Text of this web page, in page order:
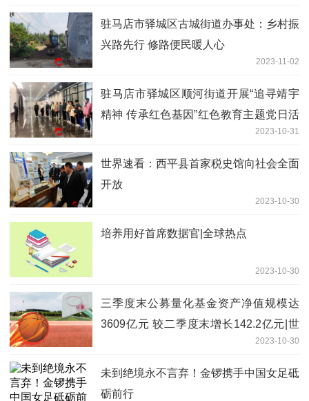
驻马店市驿城区古城街道办事处：乡村振
兴路先行 修路便民暖人心
2023-11-02
驻马店市驿城区顺河街道开展“追寻靖宇
精神 传承红色基因”红色教育主题党日活
2023-10-31
世界速看：西平县首家税史馆向社会全面
开放
2023-10-30
培养用好首席数据官|全球热点
2023-10-30
三季度末公募量化基金资产净值规模达
3609亿元 较二季度末增长142.2亿元|世
2023-10-30
未到绝境永不言弃！金锣携手中国女足砥
砺前行